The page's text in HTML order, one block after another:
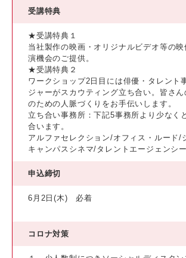
受講特典
★受講特典１
当社製作の映画・オリジナルビデオ等の映
演機会のご提供。
★受講特典２
ワークショップ2日目には俳優・タレント
ジャーがスカウティング立ち合い。皆さん
のための人脈づくりをお手伝いします。
立ち合い事務所：下記5事務所より少なく
合います。
アルファセレクション/オフィス・ルード/
キャンパスシネマ/タレントエージェンシ
申込締切
6月2日(木) 必着
コロナ対策